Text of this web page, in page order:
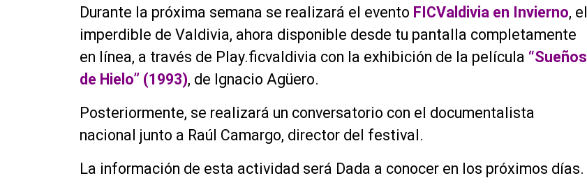
Durante la próxima semana se realizará el evento FICValdivia en Invierno, el
imperdible de Valdivia, ahora disponible desde tu pantalla completamente
en línea, a través de Play.ficvaldivia con la exhibición de la película “Sueños
de Hielo” (1993), de Ignacio Agüero.
Posteriormente, se realizará un conversatorio con el documentalista
nacional junto a Raúl Camargo, director del festival.
La información de esta actividad será Dada a conocer en los próximos días.